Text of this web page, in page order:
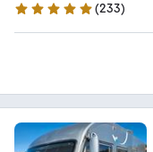
5 Sterne
(233)